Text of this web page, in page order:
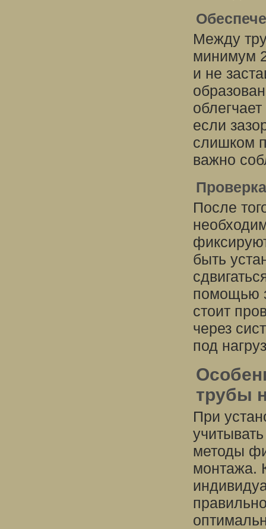
Между
минимум
и не
если
слишком
важно
После
быть
помощью
стоит
через
под
трубы
При
методы
монтажа.